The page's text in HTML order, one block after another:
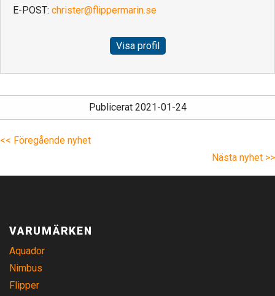
E-POST: christer@flippermarin.se
Visa profil
Publicerat 2021-01-24
<< Föregående nyhet
Nästa nyhet >>
VARUMÄRKEN
Aquador
Nimbus
Flipper